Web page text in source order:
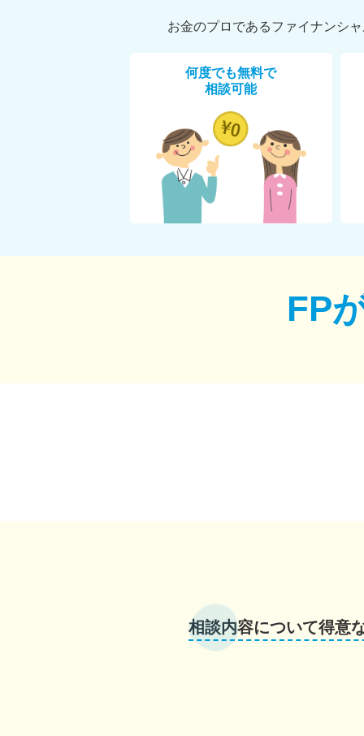
お金のプロであるファイナンシ
何度でも無料で
相談可能
FP
相談内容について得意